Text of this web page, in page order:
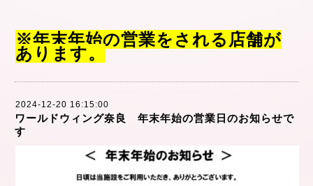
※年末年始の営業をされる店舗が
あります。
2024-12-20 16:15:00
ワールドウィング奈良 年末年始の営業日のお知らせで
す